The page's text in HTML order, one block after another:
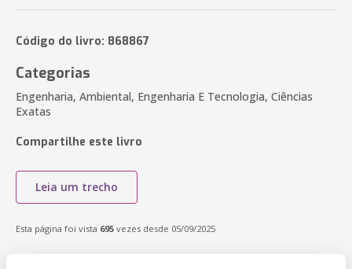
Código do livro: 868867
Categorias
Engenharia, Ambiental, Engenharia E Tecnologia, Ciências
Exatas
Compartilhe este livro
Leia um trecho
Esta página foi vista 695 vezes desde 05/09/2025